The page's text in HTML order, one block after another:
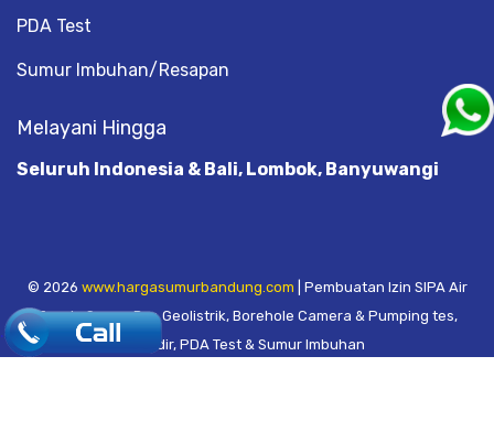
PDA Test
Sumur Imbuhan/Resapan
Melayani Hingga
Seluruh Indonesia & Bali, Lombok, Banyuwangi
© 2026 www.hargasumurbandung.com | Pembuatan Izin SIPA Air
Tanah, Sumur Bor, Geolistrik, Borehole Camera & Pumping tes,
Sondir, PDA Test & Sumur Imbuhan
.